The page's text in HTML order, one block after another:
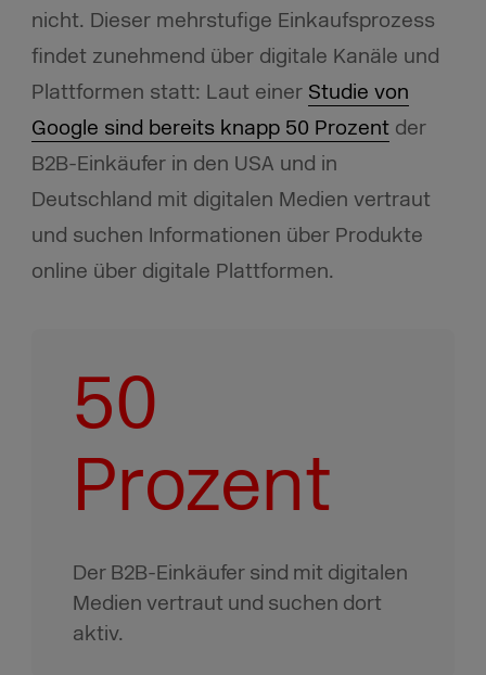
nicht. Dieser mehrstufige Einkaufsprozess
findet zunehmend über digitale Kanäle und
Plattformen statt: Laut einer Studie von
Google sind bereits knapp 50 Prozentder
B2B-Einkäufer in den USA und in
Deutschland mit digitalen Medien vertraut
und suchen Informationen über Produkte
online über digitale Plattformen.
50
Prozent
Der B2B-Einkäufer sind mit digitalen
Medien vertraut und suchen dort
aktiv.